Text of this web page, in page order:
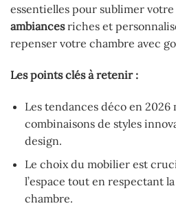
essentielles pour sublimer
ambiancesriches et
repenser votre chambre avec
Les points clés à retenir :
Les tendances déco en
combinaisons de styles
design.
Le choix du mobilier est
l’espace tout en respectant
chambre.